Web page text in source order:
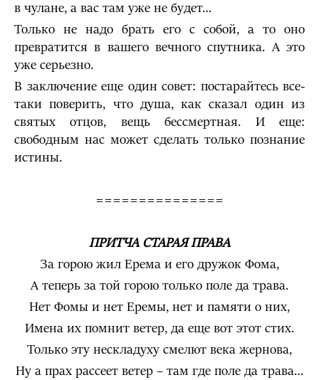
в чулане, а вас там уже не будет…
Только не надо брать его с собой, а то оно
превратится в вашего вечного спутника. А это
уже серьезно.
В заключение еще один совет: постарайтесь все-
таки поверить, что душа, как сказал один из
святых отцов, вещь бессмертная. И еще:
свободным нас может сделать только познание
истины.
===============
ПРИТЧА СТАРАЯ ПРАВА
За горою жил Ерема и его дружок Фома,
А теперь за той горою только поле да трава.
Нет Фомы и нет Еремы, нет и памяти о них,
Имена их помнит ветер, да еще вот этот стих.
Только эту нескладуху смелют века жернова,
Ну а прах рассеет ветер – там где поле да трава…